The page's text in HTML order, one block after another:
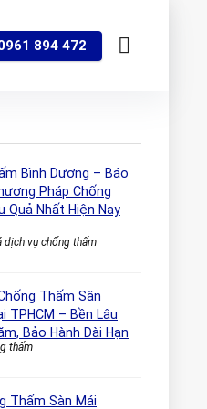
894 472
Bình Dương – Báo
Pháp Chống
Quả Nhất Hiện Nay
dịch vụ chống thấm
Thấm Sân
TPHCM – Bền Lâu
Bảo Hành Dài Hạn
thấm
Thấm Sàn Mái